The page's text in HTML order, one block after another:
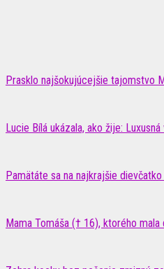
Prasklo najšokujúcejšie tajomstvo
Lucie Bílá ukázala, ako žije:
Pamätáte sa na najkrajšie
Mama Tomáša († 16), ktorého